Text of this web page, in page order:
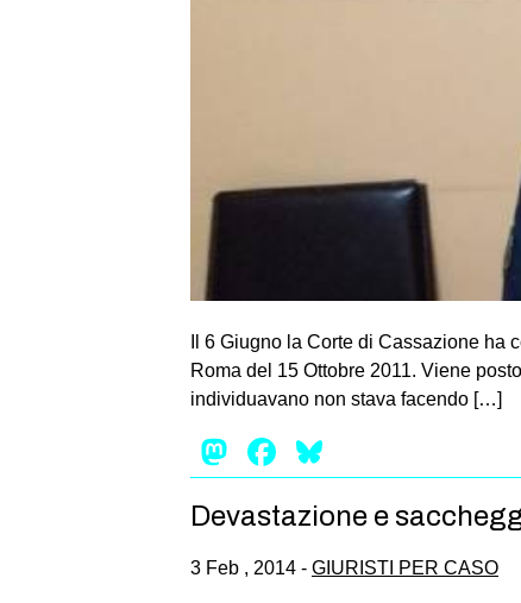
Il 6 Giugno la Corte di Cassazione
Roma del 15 Ottobre 2011. Viene
individuavano non stava facendo […]
Mastodon
Facebook
Devastazione e
3 Feb , 2014 - GIURISTI PER CASO